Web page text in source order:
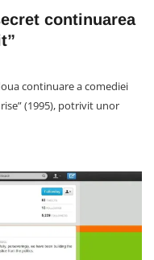
continuarea
continuare a comediei
(1995), potrivit unor